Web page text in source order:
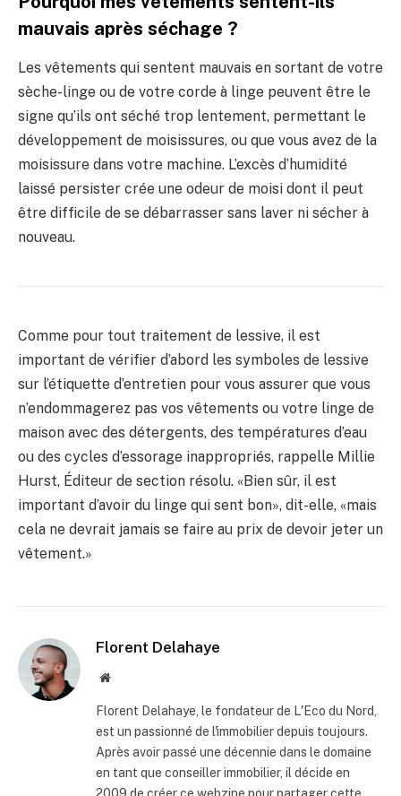
mauvais après séchage ?
Les vêtements qui sentent mauvais en sortant de votre
sèche-linge ou de votre corde à linge peuvent être le
signe qu’ils ont séché trop lentement, permettant le
développement de moisissures, ou que vous avez de la
moisissure dans votre machine. L’excès d’humidité
laissé persister crée une odeur de moisi dont il peut
être difficile de se débarrasser sans laver ni sécher à
nouveau.
Comme pour tout traitement de lessive, il est
important de vérifier d’abord les symboles de lessive
sur l’étiquette d’entretien pour vous assurer que vous
n’endommagerez pas vos vêtements ou votre linge de
maison avec des détergents, des températures d’eau
ou des cycles d’essorage inappropriés, rappelle Millie
Hurst, Éditeur de section résolu. «Bien sûr, il est
important d’avoir du linge qui sent bon», dit-elle, «mais
cela ne devrait jamais se faire au prix de devoir jeter un
vêtement.»
Florent Delahaye
Site
Florent Delahaye, le fondateur de L'Eco du Nord,
est un passionné de l'immobilier depuis toujours.
Après avoir passé une décennie dans le domaine
en tant que conseiller immobilier, il décide en